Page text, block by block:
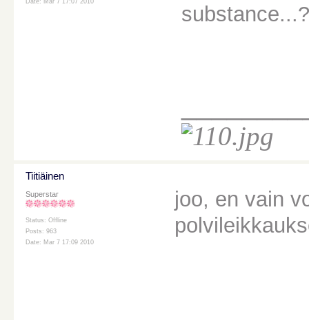
Date: Mar 7 17:07 2010
substance...?
Tiitiäinen
Superstar
Status: Offline
Posts: 963
Date: Mar 7 17:09 2010
joo, en vain